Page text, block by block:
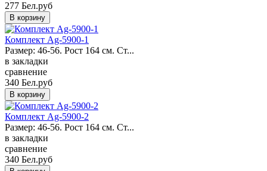
277 Бел.руб
Комплект Ag-5900-1
Размер: 46-56. Рост 164 см. Ст...
в закладки
сравнение
340 Бел.руб
Комплект Ag-5900-2
Размер: 46-56. Рост 164 см. Ст...
в закладки
сравнение
340 Бел.руб